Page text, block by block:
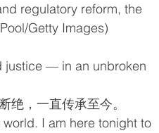
regulatory reform, the
Getty Images)
justice — in an unbroken
，一直传承至今。
I am here tonight to